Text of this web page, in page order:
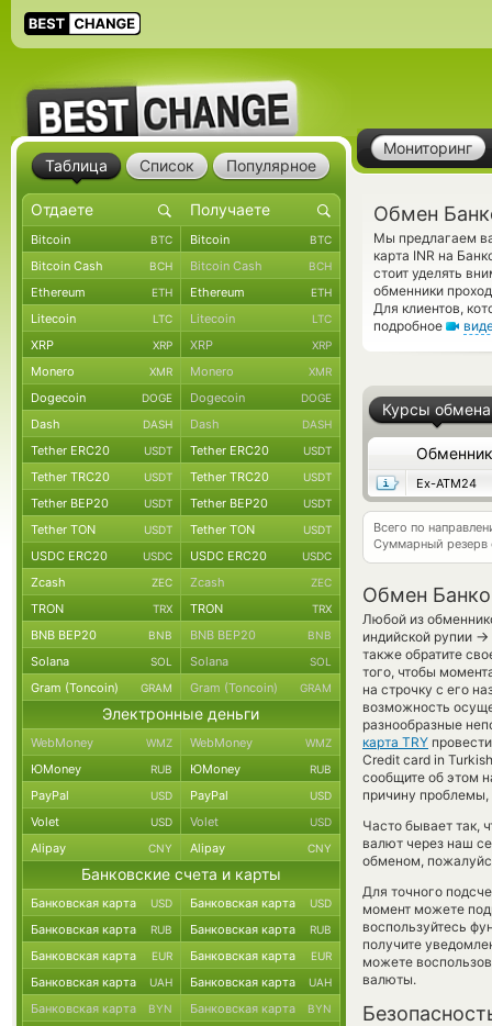
Мониторинг
Обмен
Мы предлагаем
карта INR на
стоит уделять
обменники
Для клиентов,
подробное
Курсы обмена
Обменник
Ex-ATM24
Всего по
Суммарный резерв
Обмен
Любой из
индийской рупии →
также обратите
того, чтобы
на строчку с его
возможность
разнообразные
карта TRY
Credit card in
сообщите об этом
причину проблемы,
Часто бывает так,
валют через наш
обменом,
Для точного
момент можете
воспользуйтесь
получите
можете
валюты.
Таблица Список Популярное
Bitcoin BTC Bitcoin BTC
Bitcoin Cash BCH Bitcoin Cash BCH
Ethereum ETH Ethereum ETH
Litecoin LTC Litecoin LTC
XRP XRP XRP XRP
Monero XMR Monero XMR
Dogecoin DOGE Dogecoin DOGE
Dash DASH Dash DASH
Tether ERC20 USDT Tether ERC20 USDT
Tether TRC20 USDT Tether TRC20 USDT
Tether BEP20 USDT Tether BEP20 USDT
Tether TON USDT Tether TON USDT
USDC ERC20 USDC USDC ERC20 USDC
Zcash ZEC Zcash ZEC
TRON TRX TRON TRX
BNB BEP20 BNB BNB BEP20 BNB
Solana SOL Solana SOL
Gram (Toncoin) GRAM Gram (Toncoin) GRAM
Электронные деньги
WebMoney WMZ WebMoney WMZ
ЮMoney RUB ЮMoney RUB
PayPal USD PayPal USD
Volet USD Volet USD
Alipay CNY Alipay CNY
Банковские счета и карты
Банковская карта USD Банковская карта USD
Банковская карта RUB Банковская карта RUB
Банковская карта EUR Банковская карта EUR
Банковская карта UAH Банковская карта UAH
Банковская карта BYN Банковская карта BYN